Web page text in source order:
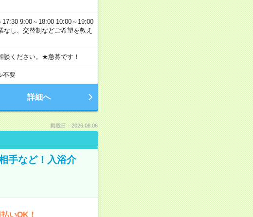
9:00～18:00 10:00～19:00
し、交替制などご希望を教え
ください。★急募です！
不要
詳細へ
掲載日：2026.08.06
手など！入浴介
いOK！